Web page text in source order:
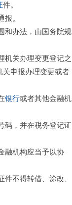
件。
。
办法，由国务院规
关办理变更登记之
关申报办理变更或者
银行或者其他金融机
，并在税务登记证
机构应当予以协
不得转借、涂改、